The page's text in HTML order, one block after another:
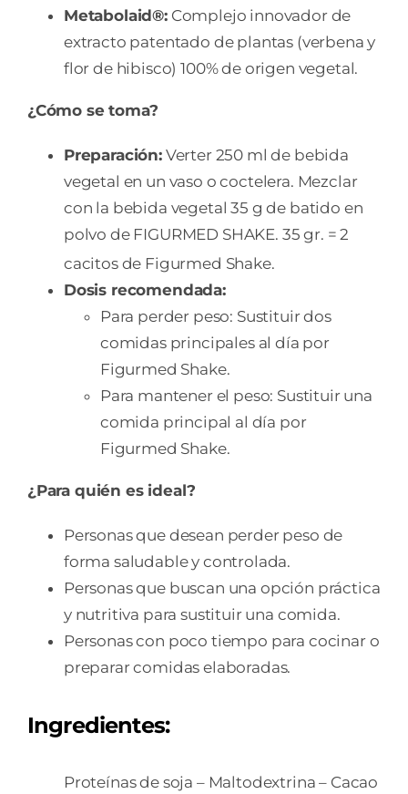
Metabolaid®:Complejo innovador de
extracto patentado de plantas (verbena y
flor de hibisco) 100% de origen vegetal.
¿Cómo se toma?
Preparación:Verter 250 ml de bebida
vegetal en un vaso o coctelera. Mezclar
con la bebida vegetal 35 g de batido en
polvo de FIGURMED SHAKE. 35 gr. = 2
cacitos de Figurmed Shake.
Dosis recomendada:
Para perder peso: Sustituir dos
comidas principales al día por
Figurmed Shake.
Para mantener el peso: Sustituir una
comida principal al día por
Figurmed Shake.
¿Para quién es ideal?
Personas que desean perder peso de
forma saludable y controlada.
Personas que buscan una opción práctica
y nutritiva para sustituir una comida.
Personas con poco tiempo para cocinar o
preparar comidas elaboradas.
Ingredientes:
Proteínas de soja – Maltodextrina – Cacao